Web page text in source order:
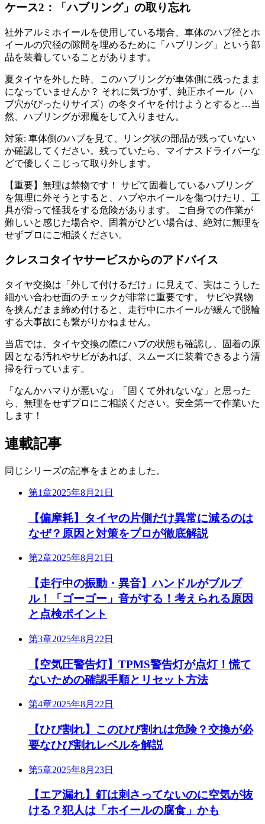
ケース2：「ハブリング」の取り忘れ
社外アルミホイールを使用している場合、車体のハブ径とホ
イールの穴径の隙間を埋めるために「ハブリング」という部
品を装着していることがあります。
夏タイヤを外した時、このハブリングが車体側に残ったまま
になっていませんか？ それに気づかず、純正ホイール（ハ
ブ穴がぴったりサイズ）の冬タイヤを付けようとすると…当
然、ハブリングが邪魔をして入りません。
対策: 車体側のハブを見て、リング状の部品が残っていない
か確認してください。残っていたら、マイナスドライバーな
どで優しくこじって取り外します。
【重要】無理は禁物です！ サビて固着しているハブリング
を無理に外そうとすると、ハブやホイールを傷つけたり、工
具が滑って怪我をする危険があります。 ご自身での作業が
難しいと感じた場合や、固着がひどい場合は、絶対に無理を
せずプロにご相談ください。
クレスコタイヤサービスからのアドバイス
タイヤ交換は「外して付けるだけ」に見えて、実はこうした
細かい合わせ面のチェックが非常に重要です。 サビや異物
を挟んだまま締め付けると、走行中にホイールが緩んで脱輪
する大事故にも繋がりかねません。
当店では、タイヤ交換の際にハブの状態も確認し、固着の原
因となる汚れやサビがあれば、スムーズに装着できるよう清
掃を行っています。
「なんかハマりが悪いな」「固くて外れないな」と思った
ら、無理をせずプロにご相談ください。安全第一で作業いた
します！
連載記事
同じシリーズの記事をまとめました。
第1章2025年8月21日
【偏摩耗】タイヤの片側だけ異常に減るのは
なぜ？原因と対策をプロが徹底解説
第2章2025年8月21日
【走行中の振動・異音】ハンドルがブルブ
ル！「ゴーゴー」音がする！考えられる原因
と点検ポイント
第3章2025年8月22日
【空気圧警告灯】TPMS警告灯が点灯！慌て
ないための確認手順とリセット方法
第4章2025年8月22日
【ひび割れ】このひび割れは危険？交換が必
要なひび割れレベルを解説
第5章2025年8月23日
【エア漏れ】釘は刺さってないのに空気が抜
ける？犯人は「ホイールの腐食」かも